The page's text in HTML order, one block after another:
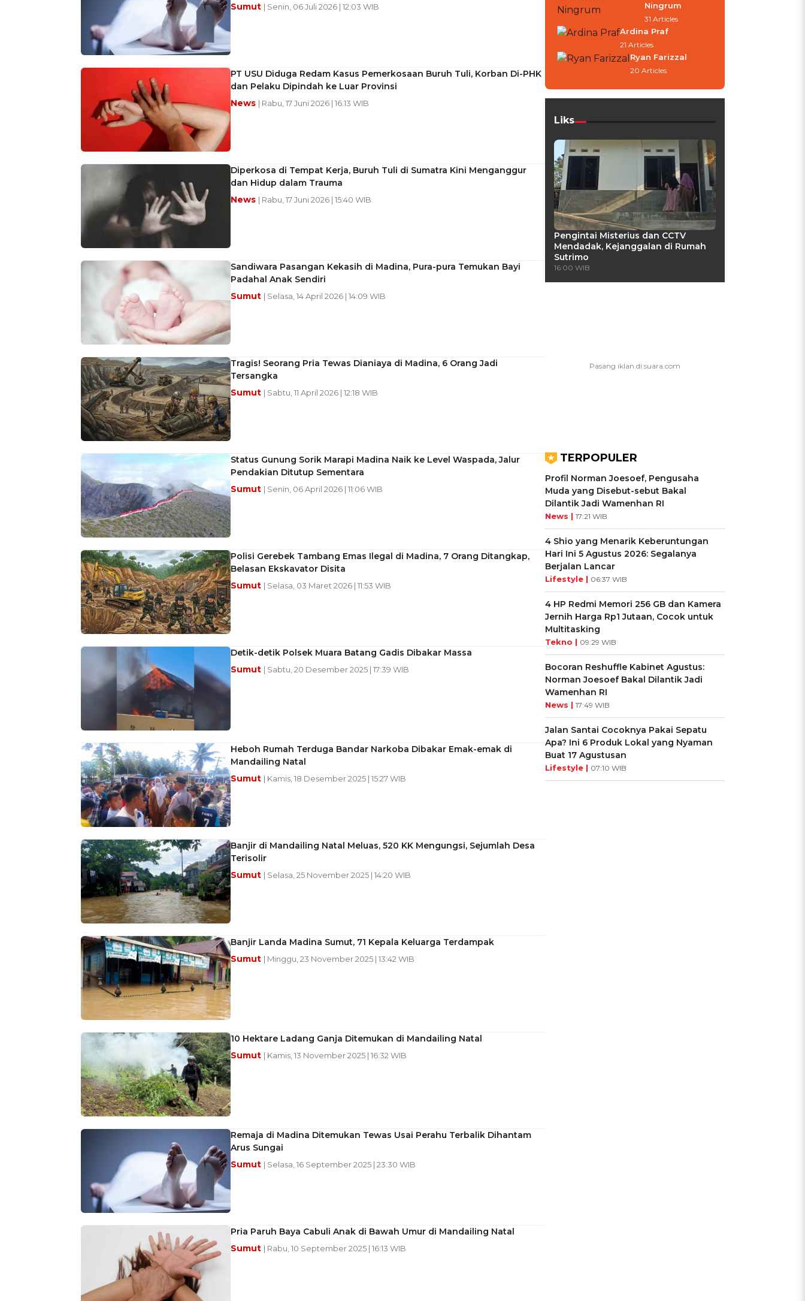
Sumut | Senin, 06 Juli 2026 | 12:03 WIB
PT USU Diduga Redam Kasus Pemerkosaan Buruh Tuli, Korban Di-PHK
dan Pelaku Dipindah ke Luar Provinsi
News | Rabu, 17 Juni 2026 | 16:13 WIB
Diperkosa di Tempat Kerja, Buruh Tuli di Sumatra Kini Menganggur
dan Hidup dalam Trauma
News | Rabu, 17 Juni 2026 | 15:40 WIB
Sandiwara Pasangan Kekasih di Madina, Pura-pura Temukan Bayi
Padahal Anak Sendiri
Sumut | Selasa, 14 April 2026 | 14:09 WIB
Tragis! Seorang Pria Tewas Dianiaya di Madina, 6 Orang Jadi
Tersangka
Sumut | Sabtu, 11 April 2026 | 12:18 WIB
Status Gunung Sorik Marapi Madina Naik ke Level Waspada, Jalur
Pendakian Ditutup Sementara
Sumut | Senin, 06 April 2026 | 11:06 WIB
Polisi Gerebek Tambang Emas Ilegal di Madina, 7 Orang Ditangkap,
Belasan Ekskavator Disita
Sumut | Selasa, 03 Maret 2026 | 11:53 WIB
Detik-detik Polsek Muara Batang Gadis Dibakar Massa
Sumut | Sabtu, 20 Desember 2025 | 17:39 WIB
Heboh Rumah Terduga Bandar Narkoba Dibakar Emak-emak di
Mandailing Natal
Sumut | Kamis, 18 Desember 2025 | 15:27 WIB
Banjir di Mandailing Natal Meluas, 520 KK Mengungsi, Sejumlah Desa
Terisolir
Sumut | Selasa, 25 November 2025 | 14:20 WIB
Banjir Landa Madina Sumut, 71 Kepala Keluarga Terdampak
Sumut | Minggu, 23 November 2025 | 13:42 WIB
10 Hektare Ladang Ganja Ditemukan di Mandailing Natal
Sumut | Kamis, 13 November 2025 | 16:32 WIB
Remaja di Madina Ditemukan Tewas Usai Perahu Terbalik Dihantam
Arus Sungai
Sumut | Selasa, 16 September 2025 | 23:30 WIB
Pria Paruh Baya Cabuli Anak di Bawah Umur di Mandailing Natal
Sumut | Rabu, 10 September 2025 | 16:13 WIB
Ningrum
31 Articles
Ardina Praf
21 Articles
Ryan Farizzal
20 Articles
Liks
Pengintai Misterius dan CCTV
Mendadak, Kejanggalan di Rumah
Sutrimo
16:00 WIB
TERPOPULER
Profil Norman Joesoef, Pengusaha
Muda yang Disebut-sebut Bakal
Dilantik Jadi Wamenhan RI
News | 17:21 WIB
4 Shio yang Menarik Keberuntungan
Hari Ini 5 Agustus 2026: Segalanya
Berjalan Lancar
Lifestyle | 06:37 WIB
4 HP Redmi Memori 256 GB dan Kamera
Jernih Harga Rp1 Jutaan, Cocok untuk
Multitasking
Tekno | 09:29 WIB
Bocoran Reshuffle Kabinet Agustus:
Norman Joesoef Bakal Dilantik Jadi
Wamenhan RI
News | 17:49 WIB
Jalan Santai Cocoknya Pakai Sepatu
Apa? Ini 6 Produk Lokal yang Nyaman
Buat 17 Agustusan
Lifestyle | 07:10 WIB